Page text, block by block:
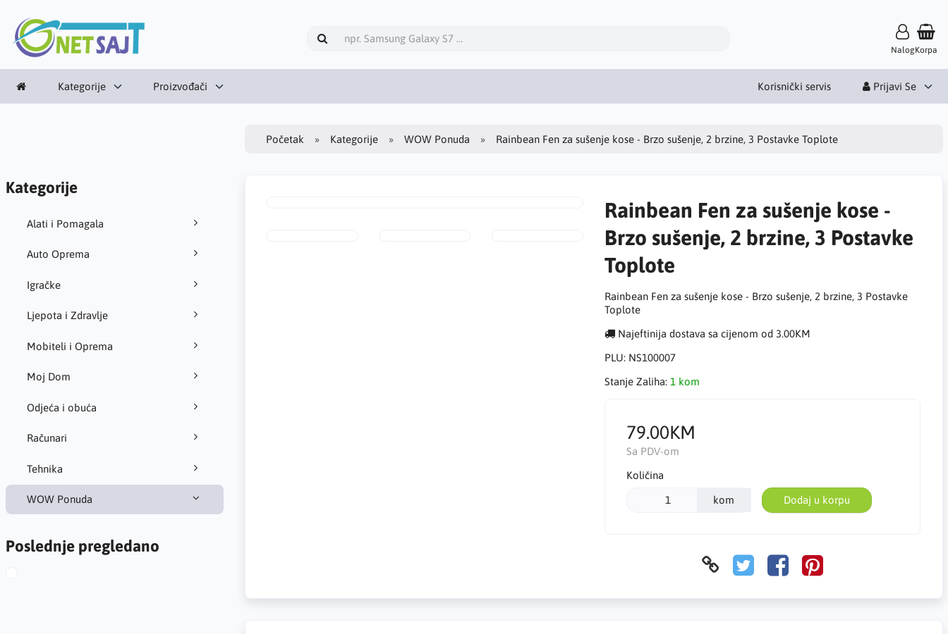
NalogKorpa
Kategorije Proizvođači Korisnički servis Prijavi Se
Kategorije
Alati i Pomagala
Auto Oprema
Igračke
Ljepota i Zdravlje
Mobiteli i Oprema
Moj Dom
Odjeća i obuća
Računari
Tehnika
WOW Ponuda
Poslednje pregledano
Početak Kategorije WOW Ponuda Rainbean Fen za sušenje kose - Brzo sušenje, 2 brzine, 3 Postavke Toplote
Rainbean Fen za sušenje kose -
Brzo sušenje, 2 brzine, 3 Postavke
Toplote
Rainbean Fen za sušenje kose - Brzo sušenje, 2 brzine, 3 Postavke
Toplote
Najeftinija dostava sa cijenom od 3.00KM
PLU: NS100007
Stanje Zaliha: 1 kom
79.00KM
Sa PDV-om
Količina
kom Dodaj u korpu